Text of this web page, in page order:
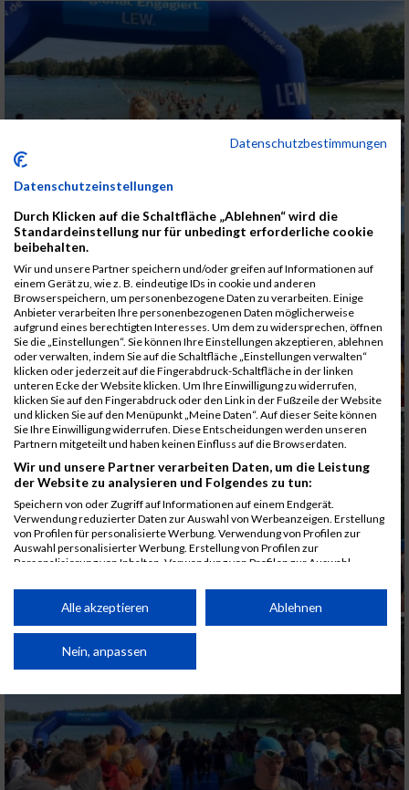
Datenschutzbestimmungen
Datenschutzeinstellungen
Durch Klicken auf die Schaltfläche „Ablehnen“ wird die
Standardeinstellung nur für unbedingt erforderliche cookie
beibehalten.
Wir und unsere Partner speichern und/oder greifen auf Informationen auf
einem Gerät zu, wie z. B. eindeutige IDs in cookie und anderen
Browserspeichern, um personenbezogene Daten zu verarbeiten. Einige
Anbieter verarbeiten Ihre personenbezogenen Daten möglicherweise
aufgrund eines berechtigten Interesses. Um dem zu widersprechen, öffnen
Sie die „Einstellungen“. Sie können Ihre Einstellungen akzeptieren, ablehnen
oder verwalten, indem Sie auf die Schaltfläche „Einstellungen verwalten“
klicken oder jederzeit auf die Fingerabdruck-Schaltfläche in der linken
unteren Ecke der Website klicken. Um Ihre Einwilligung zu widerrufen,
klicken Sie auf den Fingerabdruck oder den Link in der Fußzeile der Website
und klicken Sie auf den Menüpunkt „Meine Daten“. Auf dieser Seite können
Sie Ihre Einwilligung widerrufen. Diese Entscheidungen werden unseren
Partnern mitgeteilt und haben keinen Einfluss auf die Browserdaten.
Wir und unsere Partner verarbeiten Daten, um die Leistung
der Website zu analysieren und Folgendes zu tun:
Speichern von oder Zugriff auf Informationen auf einem Endgerät.
Verwendung reduzierter Daten zur Auswahl von Werbeanzeigen. Erstellung
von Profilen für personalisierte Werbung. Verwendung von Profilen zur
Auswahl personalisierter Werbung. Erstellung von Profilen zur
Personalisierung von Inhalten. Verwendung von Profilen zur Auswahl
Performance von Inhalten. Analyse von Zielgruppen durch Statistiken oder
Kombinationen von Daten aus verschiedenen Quellen. Entwicklung und
von Inhalten.
Daten können außerhalb der Europäischen Union weitergegeben und in die
Partnerliste anzeigen (1 IAB-Anbieter)
Wir nutzen Ihre Daten für folgende Zwecke:
IAB-Verarbeitungszwecke:
Alle akzeptieren Ablehnen
Nein, anpassen